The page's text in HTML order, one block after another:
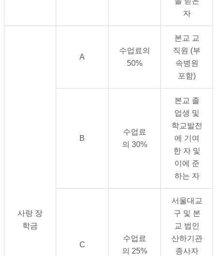
자
사랑 장
학금
A
수업료의
50%
본교 교
직원 (부
속병원
포함)
B
수업료
의 30%
본교 졸
업생 및
학교발전
에 기여
한 자 및
이에 준
하는 자
C
수업료
의 25%
서울대교
구 및 본
교 법인
산하기관
종사자